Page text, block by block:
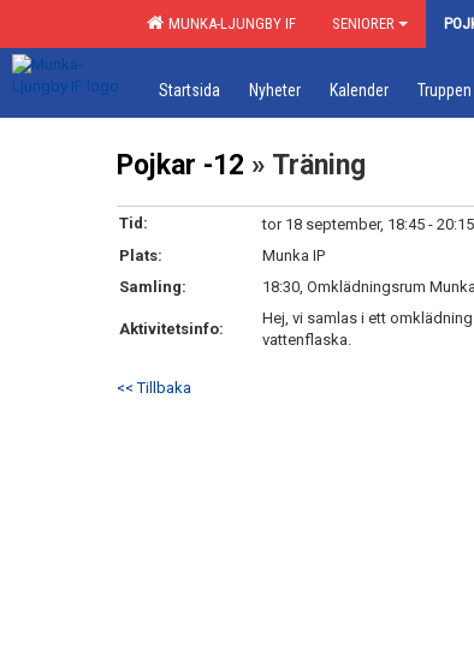
MUNKA-LJUNGBY IF SENIORER
Startsida Nyheter Kalender Truppen
Pojkar -12 » Träning
Tid:
tor 18 september, 18:45 - 20:15
Plats:
Munka IP
Samling:
18:30, Omklädningsrum
Aktivitetsinfo:
Hej, vi samlas i ett
vattenflaska.
<< Tillbaka